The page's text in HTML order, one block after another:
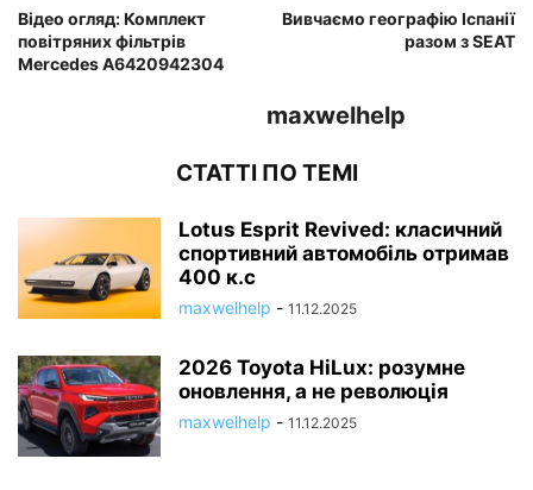
Відео огляд: Комплект
повітряних фільтрів
Mercedes A6420942304
Вивчаємо географію Іспанії
разом з SEAT
maxwelhelp
СТАТТІ ПО ТЕМІ
Lotus Esprit Revived: класичний
спортивний автомобіль отримав
400 к.с
maxwelhelp - 11.12.2025
2026 Toyota HiLux: розумне
оновлення, а не революція
maxwelhelp - 11.12.2025